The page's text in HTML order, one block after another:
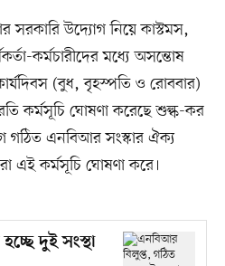
সরকারি উদ্যোগ নিয়ে কাস্টমস,
কর্মচারীদের মধ্যে অসন্তোষ
(বুধ, বৃহস্পতি ও রোববার)
কর্মসূচি ঘোষণা করেছে শুল্ক-কর
গঠিত এনবিআর সংস্কার ঐক্য
এই কর্মসূচি ঘোষণা করে।
দুই সংস্থা